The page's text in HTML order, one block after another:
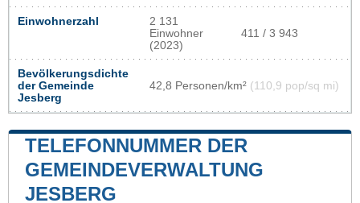
Einwohnerzahl
2 131
Einwohner
(2023)
411 / 3 943
Bevölkerungsdichte
der Gemeinde
Jesberg
42,8 Personen/km² (110,9 pop/sq mi)
TELEFONNUMMER DER
GEMEINDEVERWALTUNG
JESBERG